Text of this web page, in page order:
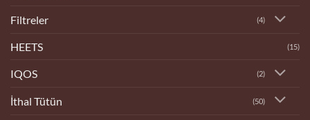
Filtreler (4)
HEETS (15)
IQOS (2)
İthal Tütün (50)